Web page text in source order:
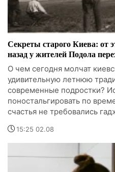
Секреты старого Киева: от
назад у жителей Подола
О чем сегодня молчат
удивительную летнюю
современные подростки?
поностальгировать по
счастья не требовались
15:25 02.08